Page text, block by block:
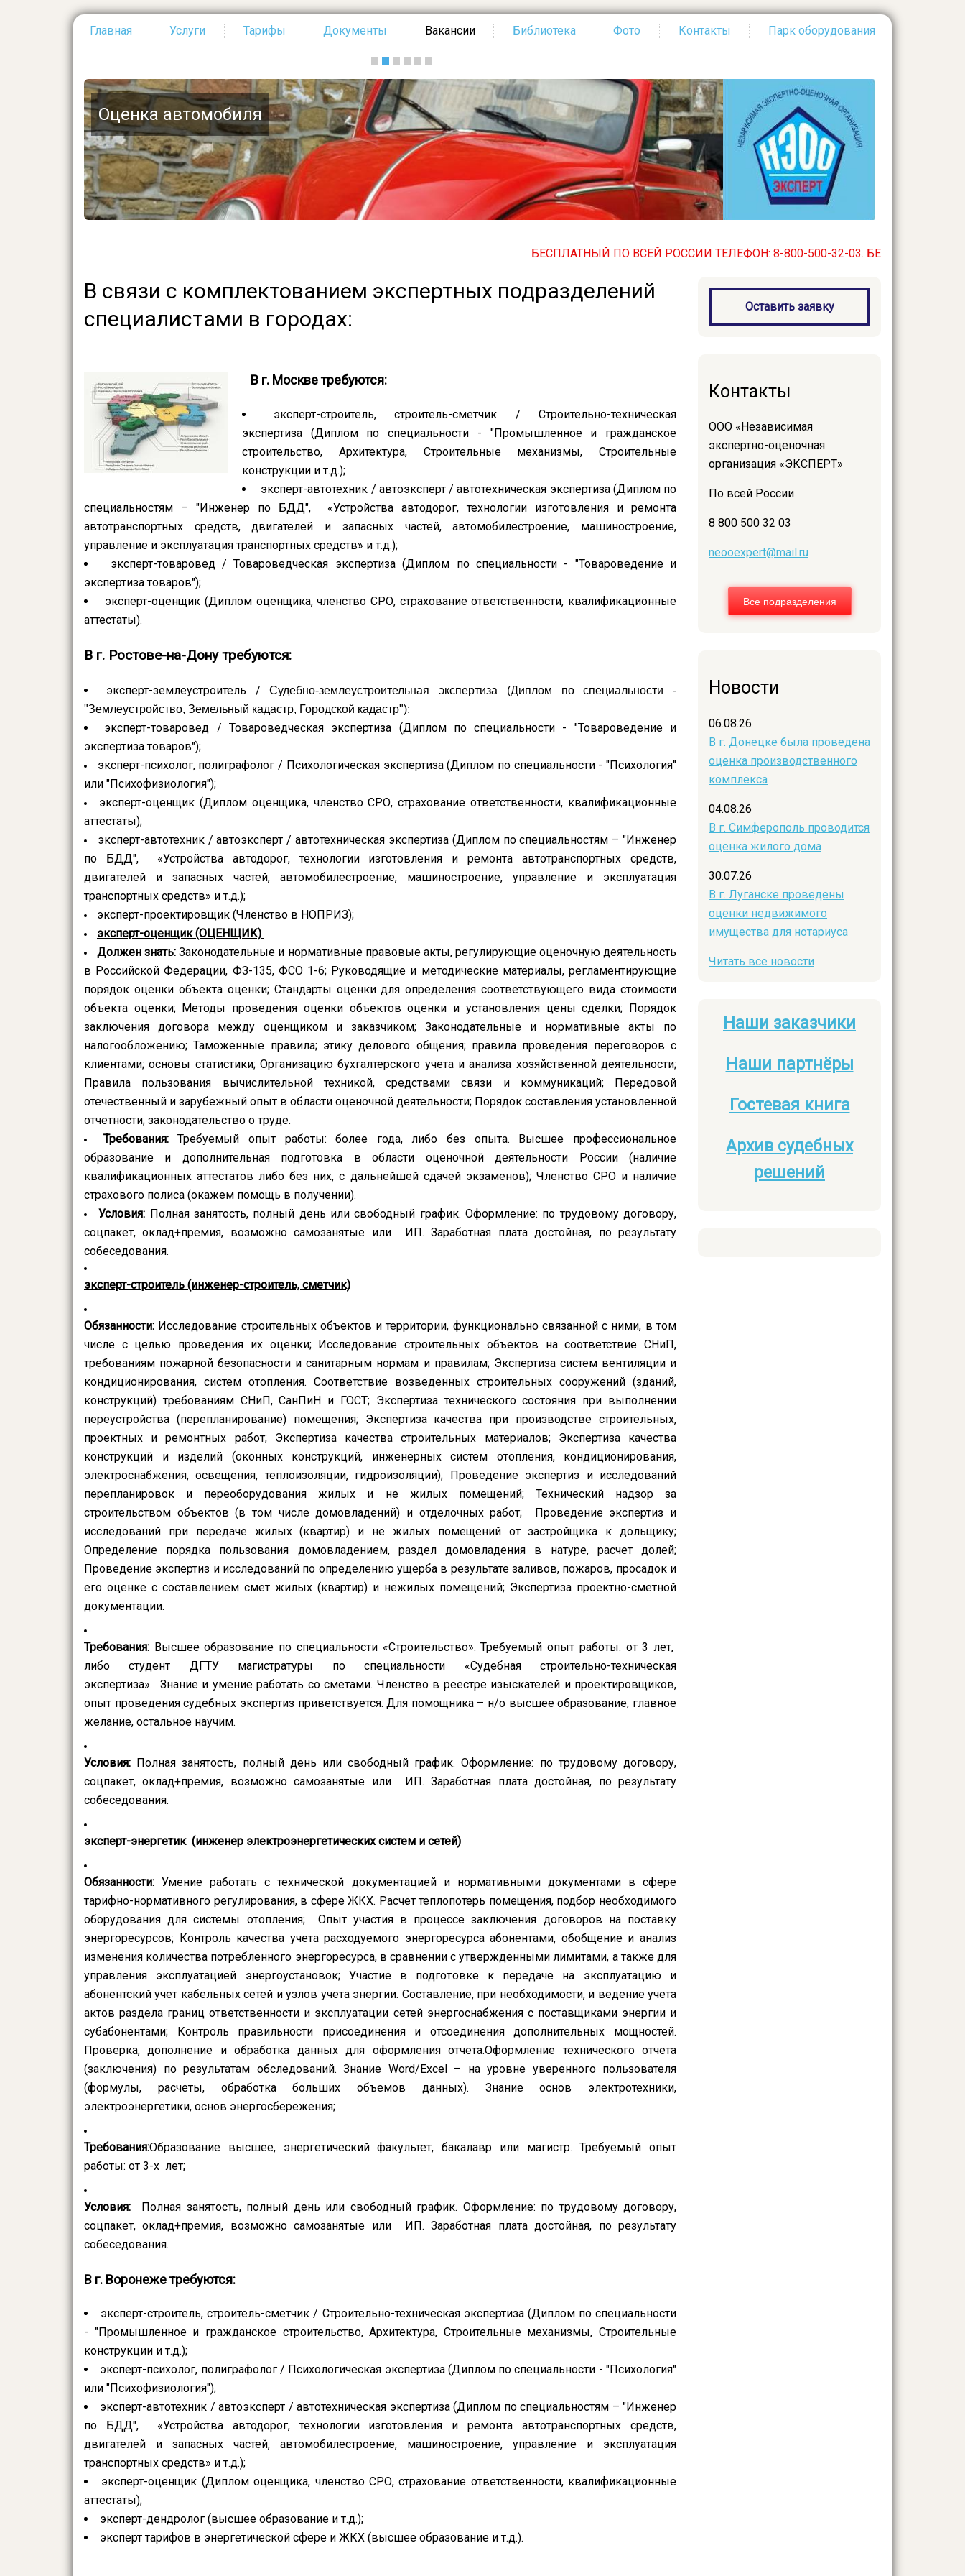
Главная Услуги Тарифы Документы Вакансии Библиотека Фото Контакты Парк оборудования
Оценка автомобиля
БЕСПЛАТНЫЙ ПО ВСЕЙ РОССИИ ТЕЛЕФОН: 8-800-500-32-03. БЕСПЛАТНЫЙ ПО
В связи с комплектованием экспертных подразделений
специалистами в городах:
В г. Москве требуются:
эксперт-строитель, строитель-сметчик / Строительно-техническая
экспертиза (Диплом по специальности - "Промышленное и гражданское
строительство, Архитектура, Строительные механизмы, Строительные
конструкции и т.д.);
эксперт-автотехник / автоэксперт / автотехническая экспертиза (Диплом по
специальностям – "Инженер по БДД", «Устройства автодорог, технологии изготовления и ремонта
автотранспортных средств, двигателей и запасных частей, автомобилестроение, машиностроение,
управление и эксплуатация транспортных средств» и т.д.);
эксперт-товаровед / Товароведческая экспертиза (Диплом по специальности - "Товароведение и
экспертиза товаров");
эксперт-оценщик (Диплом оценщика, членство СРО, страхование ответственности, квалификационные
аттестаты).
В г. Ростове-на-Дону требуются:
эксперт-землеустроитель /Судебно-землеустроительная экспертиза (Диплом по специальности -
"Землеустройство, Земельный кадастр, Городской кадастр");
эксперт-товаровед / Товароведческая экспертиза (Диплом по специальности - "Товароведение и
экспертиза товаров");
эксперт-психолог, полиграфолог / Психологическая экспертиза (Диплом по специальности - "Психология"
или "Психофизиология");
эксперт-оценщик (Диплом оценщика, членство СРО, страхование ответственности, квалификационные
аттестаты);
эксперт-автотехник / автоэксперт / автотехническая экспертиза (Диплом по специальностям – "Инженер
по БДД", «Устройства автодорог, технологии изготовления и ремонта автотранспортных средств,
двигателей и запасных частей, автомобилестроение, машиностроение, управление и эксплуатация
транспортных средств» и т.д.);
эксперт-проектировщик (Членство в НОПРИЗ);
эксперт-оценщик (ОЦЕНЩИК)
Должен знать: Законодательные и нормативные правовые акты, регулирующие оценочную деятельность
в Российской Федерации, ФЗ-135, ФСО 1-6; Руководящие и методические материалы, регламентирующие
порядок оценки объекта оценки; Стандарты оценки для определения соответствующего вида стоимости
объекта оценки; Методы проведения оценки объектов оценки и установления цены сделки; Порядок
заключения договора между оценщиком и заказчиком; Законодательные и нормативные акты по
налогообложению; Таможенные правила; этику делового общения; правила проведения переговоров с
клиентами; основы статистики; Организацию бухгалтерского учета и анализа хозяйственной деятельности;
Правила пользования вычислительной техникой, средствами связи и коммуникаций; Передовой
отечественный и зарубежный опыт в области оценочной деятельности; Порядок составления установленной
отчетности; законодательство о труде.
Требования:Требуемый опыт работы: более года, либо без опыта. Высшее профессиональное
образование и дополнительная подготовка в области оценочной деятельности России (наличие
квалификационных аттестатов либо без них, с дальнейшей сдачей экзаменов); Членство СРО и наличие
страхового полиса (окажем помощь в получении).
Условия: Полная занятость, полный день или свободный график. Оформление: по трудовому договору,
соцпакет, оклад+премия, возможно самозанятые или ИП. Заработная плата достойная, по результату
собеседования.
эксперт-строитель (инженер-строитель, сметчик)
Обязанности: Исследование строительных объектов и территории, функционально связанной с ними, в том
числе с целью проведения их оценки; Исследование строительных объектов на соответствие СНиП,
требованиям пожарной безопасности и санитарным нормам и правилам; Экспертиза систем вентиляции и
кондиционирования, систем отопления. Соответствие возведенных строительных сооружений (зданий,
конструкций) требованиям СНиП, СанПиН и ГОСТ; Экспертиза технического состояния при выполнении
переустройства (перепланирование) помещения; Экспертиза качества при производстве строительных,
проектных и ремонтных работ; Экспертиза качества строительных материалов; Экспертиза качества
конструкций и изделий (оконных конструкций, инженерных систем отопления, кондиционирования,
электроснабжения, освещения, теплоизоляции, гидроизоляции); Проведение экспертиз и исследований
перепланировок и переоборудования жилых и не жилых помещений; Технический надзор за
строительством объектов (в том числе домовладений) и отделочных работ; Проведение экспертиз и
исследований при передаче жилых (квартир) и не жилых помещений от застройщика к дольщику;
Определение порядка пользования домовладением, раздел домовладения в натуре, расчет долей;
Проведение экспертиз и исследований по определению ущерба в результате заливов, пожаров, просадок и
его оценке с составлением смет жилых (квартир) и нежилых помещений; Экспертиза проектно-сметной
документации.
Требования: Высшее образование по специальности «Строительство». Требуемый опыт работы: от 3 лет,
либо студент ДГТУ магистратуры по специальности «Судебная строительно-техническая
экспертиза». Знание и умение работать со сметами. Членство в реестре изыскателей и проектировщиков,
опыт проведения судебных экспертиз приветствуется. Для помощника – н/о высшее образование, главное
желание, остальное научим.
Условия: Полная занятость, полный день или свободный график. Оформление: по трудовому договору,
соцпакет, оклад+премия, возможно самозанятые или ИП. Заработная плата достойная, по результату
собеседования.
эксперт-энергетик (инженер электроэнергетических систем и сетей)
Обязанности: Умение работать с технической документацией и нормативными документами в сфере
тарифно-нормативного регулирования, в сфере ЖКХ. Расчет теплопотерь помещения, подбор необходимого
оборудования для системы отопления; Опыт участия в процессе заключения договоров на поставку
энергоресурсов; Контроль качества учета расходуемого энергоресурса абонентами, обобщение и анализ
изменения количества потребленного энергоресурса, в сравнении с утвержденными лимитами, а также для
управления эксплуатацией энергоустановок; Участие в подготовке к передаче на эксплуатацию и
абонентский учет кабельных сетей и узлов учета энергии. Составление, при необходимости, и ведение учета
актов раздела границ ответственности и эксплуатации сетей энергоснабжения с поставщиками энергии и
субабонентами; Контроль правильности присоединения и отсоединения дополнительных мощностей.
Проверка, дополнение и обработка данных для оформления отчета.Оформление технического отчета
(заключения) по результатам обследований. Знание Word/Excel – на уровне уверенного пользователя
(формулы, расчеты, обработка больших объемов данных). Знание основ электротехники,
электроэнергетики, основ энергосбережения;
Требования:Образование высшее, энергетический факультет, бакалавр или магистр. Требуемый опыт
работы: от 3-х лет;
Условия: Полная занятость, полный день или свободный график. Оформление: по трудовому договору,
соцпакет, оклад+премия, возможно самозанятые или ИП. Заработная плата достойная, по результату
собеседования.
В г. Воронеже требуются:
эксперт-строитель, строитель-сметчик / Строительно-техническая экспертиза (Диплом по специальности
- "Промышленное и гражданское строительство, Архитектура, Строительные механизмы, Строительные
конструкции и т.д.);
эксперт-психолог, полиграфолог / Психологическая экспертиза (Диплом по специальности - "Психология"
или "Психофизиология");
эксперт-автотехник / автоэксперт / автотехническая экспертиза (Диплом по специальностям – "Инженер
по БДД", «Устройства автодорог, технологии изготовления и ремонта автотранспортных средств,
двигателей и запасных частей, автомобилестроение, машиностроение, управление и эксплуатация
транспортных средств» и т.д.);
эксперт-оценщик (Диплом оценщика, членство СРО, страхование ответственности, квалификационные
аттестаты);
эксперт-дендролог (высшее образование и т.д.);
эксперт тарифов в энергетической сфере и ЖКХ (высшее образование и т.д.).
Оставить заявку
Контакты
ООО «Независимая
экспертно-оценочная
организация «ЭКСПЕРТ»
По всей России
8 800 500 32 03
neooexpert@mail.ru
Все подразделения
Новости
06.08.26
В г. Донецке была проведена
оценка производственного
комплекса
04.08.26
В г. Симферополь проводится
оценка жилого дома
30.07.26
В г. Луганске проведены
оценки недвижимого
имущества для нотариуса
Читать все новости
Боковое
меню
Наши заказчики
Наши партнёры
Гостевая книга
Архив судебных
решений